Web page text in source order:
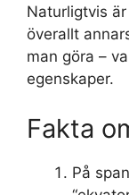
Naturligtvis
överallt
man göra –
egenskaper.
Fakta
På